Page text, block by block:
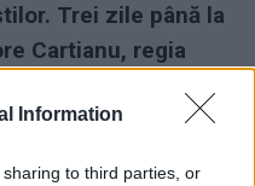
Information
to third parties, or
Trei zile până la
Cartianu, regia